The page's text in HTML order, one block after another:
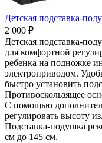
Детская подставка-
2 000 ₽
Детская подставка-
для комфортной
ребенка на подножке
электроприводом.
быстро установить
Противоскользящее
С помощью
регулировать высоту
Подставка-подушка
см до 145 см.